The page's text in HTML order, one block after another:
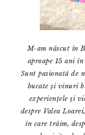
M-am născut în
aproape 15 ani
Sunt pasionată de
bucate și vinuri
experiențele și
despre Valea
în care trăim,